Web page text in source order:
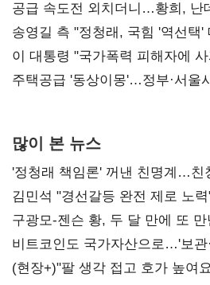
사과부터"
공급 속도전 외치더니…황희, 난
리모델링' 제안
송영길 측 "정청래, 국힘 '역선택
총선 지휘 못해"
이 대통령 "국가폭력 피해자에
진실 밝혀야"
주택공급 '동상이몽'…정부·서울
많이 본 뉴스
'정청래 책임론' 꺼낸 친명계…친
때리기
김민석 "경선갈등 완전 제로 노
사과부터"
구광모-젠슨 황, 두 달 만에 또
비트코인도 국가자산으로…'보관
숙제
(현장+)"팔 생각 접고 호가 높여